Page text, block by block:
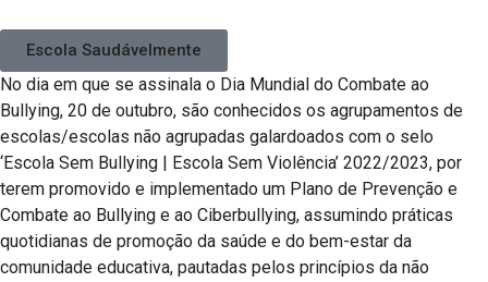
Escola Saudávelmente
No dia em que se assinala o Dia Mundial do Combate ao
Bullying, 20 de outubro, são conhecidos os agrupamentos de
escolas/escolas não agrupadas galardoados com o selo
‘Escola Sem Bullying | Escola Sem Violência’ 2022/2023, por
terem promovido e implementado um Plano de Prevenção e
Combate ao Bullying e ao Ciberbullying, assumindo práticas
quotidianas de promoção da saúde e do bem-estar da
comunidade educativa, pautadas pelos princípios da não